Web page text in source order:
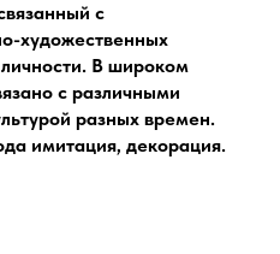
с
художественных
В широком
с различными
разных времен.
имитация, декорация.